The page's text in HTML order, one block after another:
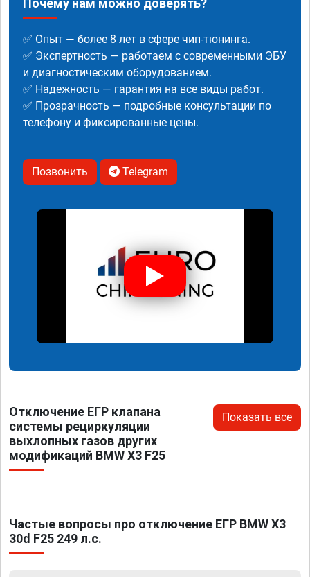
Почему нам можно доверять?
✅ Опыт — более 8 лет в сфере чип-тюнинга.
✅ Экспертность — работаем с современными ЭБУ
и диагностическим оборудованием.
✅ Надежность — гарантия на все виды работ.
✅ Прозрачность — подробные консультации по
телефону и фиксированные цены.
Позвонить Telegram
Отключение ЕГР клапана
системы рециркуляции
выхлопных газов других
модификаций BMW X3 F25
Показать все
Частые вопросы про отключение ЕГР BMW X3
30d F25 249 л.с.